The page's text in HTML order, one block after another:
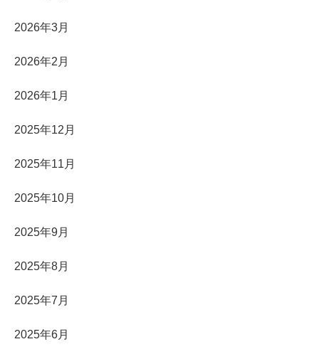
2026年3月
2026年2月
2026年1月
2025年12月
2025年11月
2025年10月
2025年9月
2025年8月
2025年7月
2025年6月